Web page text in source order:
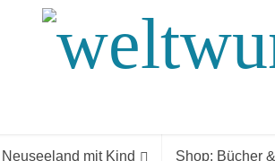
Neuseeland mit Kind Shop: Bücher